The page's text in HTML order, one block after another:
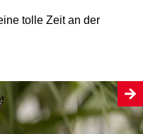
tolle Zeit an der